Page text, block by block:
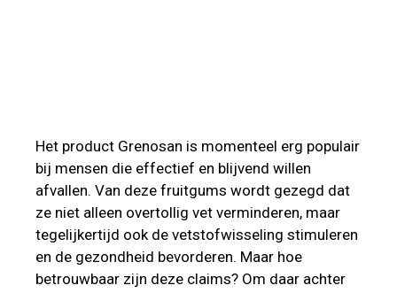
Het product Grenosan is momenteel erg populair
bij mensen die effectief en blijvend willen
afvallen. Van deze fruitgums wordt gezegd dat
ze niet alleen overtollig vet verminderen, maar
tegelijkertijd ook de vetstofwisseling stimuleren
en de gezondheid bevorderen. Maar hoe
betrouwbaar zijn deze claims? Om daar achter